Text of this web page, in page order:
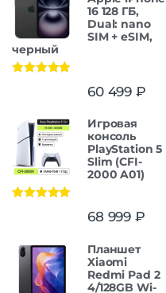
16 128 ГБ,
Dual: nano
SIM + eSIM,
черный
60 499 ₽
Игровая
консоль
PlayStation 5
Slim (CFI-
2000 A01)
68 999 ₽
Планшет
Xiaomi
Redmi Pad 2
4/128GB Wi-